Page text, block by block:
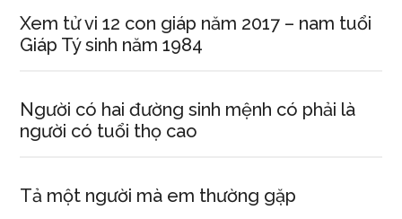
Xem tử vi 12 con giáp năm 2017 – nam tuổi
Giáp Tý sinh năm 1984
Người có hai đường sinh mệnh có phải là
người có tuổi thọ cao
Tả một người mà em thường gặp